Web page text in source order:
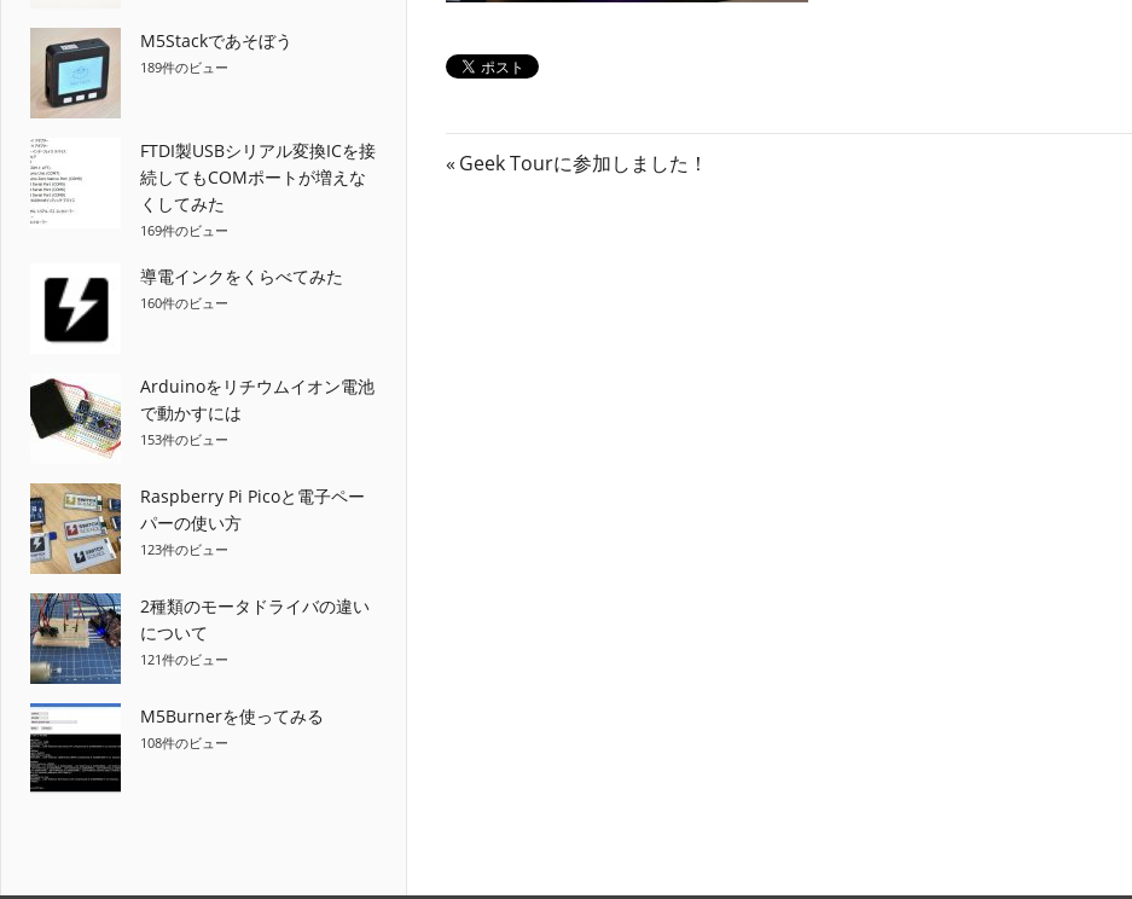
ン
投
前
Geek Tourに参加しました！
M5Stackであそぼう
189件のビュー
FTDI製USBシリアル変換ICを接
続してもCOMポートが増えな
くしてみた
169件のビュー
導電インクをくらべてみた
160件のビュー
Arduinoをリチウムイオン電池
で動かすには
153件のビュー
Raspberry Pi Picoと電子ペー
パーの使い方
123件のビュー
2種類のモータドライバの違い
について
121件のビュー
M5Burnerを使ってみる
108件のビュー